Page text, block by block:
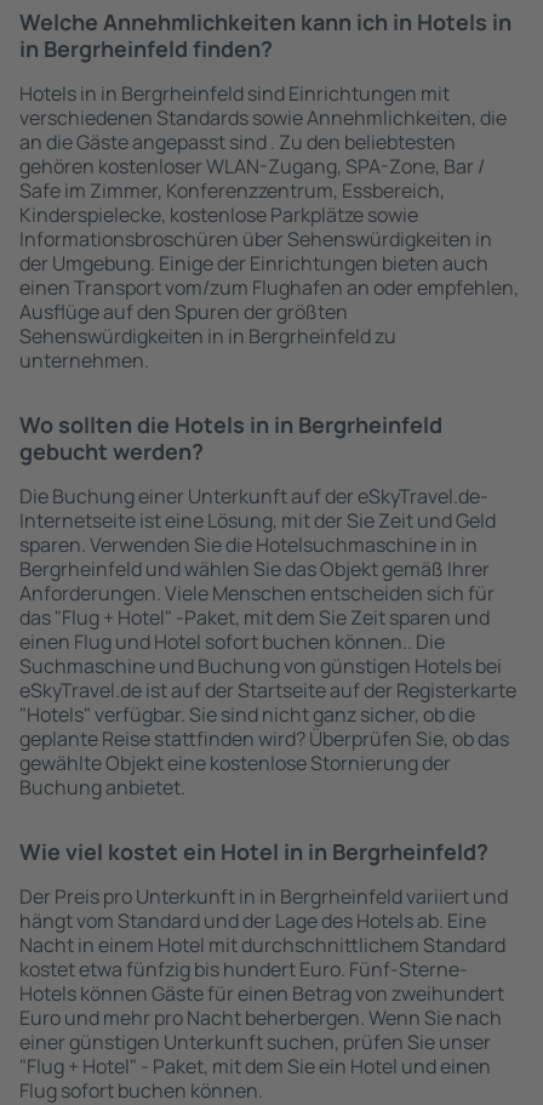
Welche Annehmlichkeiten kann ich in Hotels in
in Bergrheinfeld finden?
Hotels in in Bergrheinfeld sind Einrichtungen mit
verschiedenen Standards sowie Annehmlichkeiten, die
an die Gäste angepasst sind . Zu den beliebtesten
gehören kostenloser WLAN-Zugang, SPA-Zone, Bar /
Safe im Zimmer, Konferenzzentrum, Essbereich,
Kinderspielecke, kostenlose Parkplätze sowie
Informationsbroschüren über Sehenswürdigkeiten in
der Umgebung. Einige der Einrichtungen bieten auch
einen Transport vom/zum Flughafen an oder empfehlen,
Ausflüge auf den Spuren der größten
Sehenswürdigkeiten in in Bergrheinfeld zu
unternehmen.
Wo sollten die Hotels in in Bergrheinfeld
gebucht werden?
Die Buchung einer Unterkunft auf der eSkyTravel.de-
Internetseite ist eine Lösung, mit der Sie Zeit und Geld
sparen. Verwenden Sie die Hotelsuchmaschine in in
Bergrheinfeld und wählen Sie das Objekt gemäß Ihrer
Anforderungen. Viele Menschen entscheiden sich für
das "Flug + Hotel" -Paket, mit dem Sie Zeit sparen und
einen Flug und Hotel sofort buchen können.. Die
Suchmaschine und Buchung von günstigen Hotels bei
eSkyTravel.de ist auf der Startseite auf der Registerkarte
"Hotels" verfügbar. Sie sind nicht ganz sicher, ob die
geplante Reise stattfinden wird? Überprüfen Sie, ob das
gewählte Objekt eine kostenlose Stornierung der
Buchung anbietet.
Wie viel kostet ein Hotel in in Bergrheinfeld?
Der Preis pro Unterkunft in in Bergrheinfeld variiert und
hängt vom Standard und der Lage des Hotels ab. Eine
Nacht in einem Hotel mit durchschnittlichem Standard
kostet etwa fünfzig bis hundert Euro. Fünf-Sterne-
Hotels können Gäste für einen Betrag von zweihundert
Euro und mehr pro Nacht beherbergen. Wenn Sie nach
einer günstigen Unterkunft suchen, prüfen Sie unser
"Flug + Hotel" - Paket, mit dem Sie ein Hotel und einen
Flug sofort buchen können.